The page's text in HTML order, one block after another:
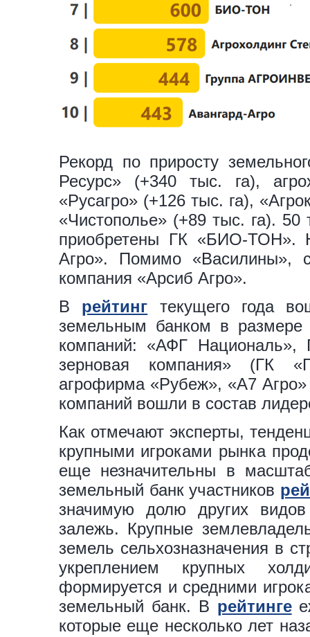
Рекорд по приросту
Ресурс» (+340 тыс. га),
«Русагро» (+126 тыс. га),
«Чистополье» (+89 тыс. га). 50
приобретены ГК «БИО-ТОН».
Агро». Помимо «Василины»,
компания «Арсиб Агро».
В рейтинг текущего года
земельным банком в
компаний: «АФГ Националь»,
зерновая компания» (ГК
агрофирма «Рубеж», «А7
компаний вошли в состав
Как отмечают эксперты,
крупными игроками рынка
еще незначительны в
земельный банк участников
значимую долю других видов
залежь. Крупные
земель сельхозназначения в
укреплением крупных
формируется и средними
земельный банк. В рейтинге
которые еще несколько лет